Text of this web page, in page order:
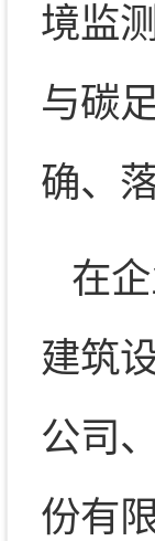
境监
与碳
确、
在
建筑
公司
份有